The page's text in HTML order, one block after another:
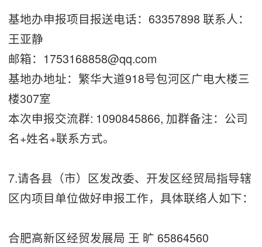
基地办申报项目报送电话：63357898 联系人：
王亚静
邮箱：1753168858@qq.com
基地办地址：繁华大道918号包河区广电大楼三
楼307室
本次申报交流群: 1090845866, 加群备注：公司
名+姓名+联系方式。
7.请各县（市）区发改委、开发区经贸局指导辖
区内项目单位做好申报工作，具体联络人如下：
合肥高新区经贸发展局 王 旷 65864560